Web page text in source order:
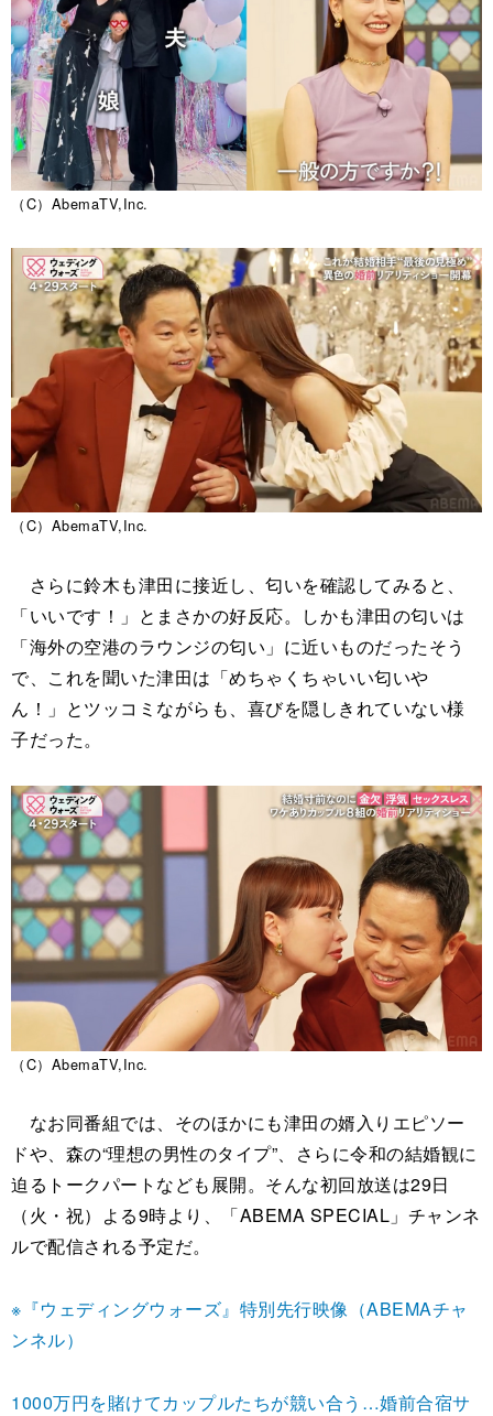
（C）AbemaTV,Inc.
（C）AbemaTV,Inc.
さらに鈴木も津田に接近し、匂いを確認してみると、
「いいです！」とまさかの好反応。しかも津田の匂いは
「海外の空港のラウンジの匂い」に近いものだったそう
で、これを聞いた津田は「めちゃくちゃいい匂いや
ん！」とツッコミながらも、喜びを隠しきれていない様
子だった。
（C）AbemaTV,Inc.
なお同番組では、そのほかにも津田の婿入りエピソー
ドや、森の“理想の男性のタイプ”、さらに令和の結婚観に
迫るトークパートなども展開。そんな初回放送は29日
（火・祝）よる9時より、「ABEMA SPECIAL」チャンネ
ルで配信される予定だ。
※『ウェディングウォーズ』特別先行映像（ABEMAチャ
ンネル）
1000万円を賭けてカップルたちが競い合う…婚前合宿サ